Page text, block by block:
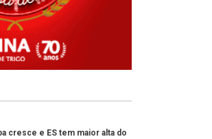
cresce e ES tem maior alta do